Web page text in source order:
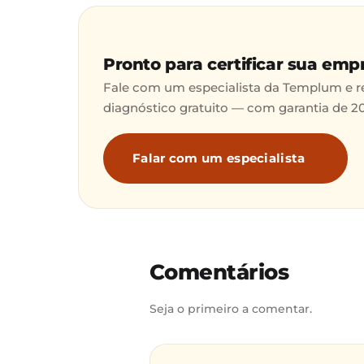
Pronto para certificar sua
Fale com um especialista da Templum e
diagnóstico gratuito — com garantia de
Falar com um especialista
Comentários
Seja o primeiro a comentar.